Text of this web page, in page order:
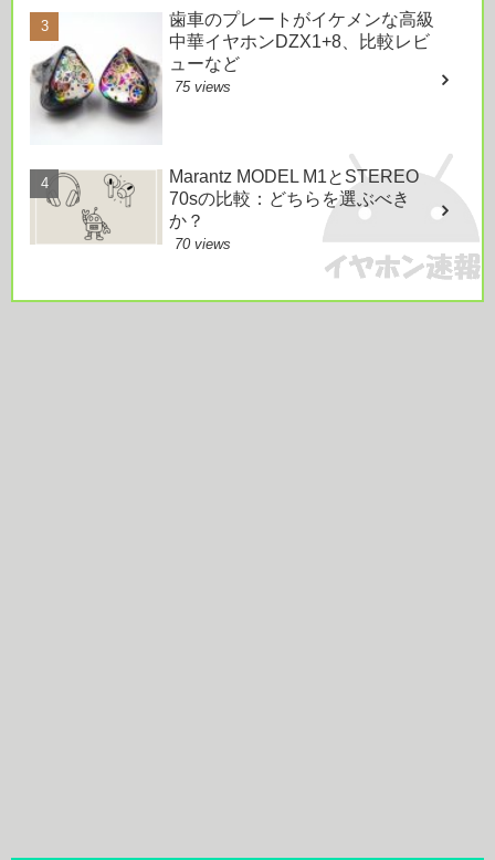
歯車のプレートがイケメンな高級
中華イヤホンDZX1+8、比較レビ
ューなど
75 views
Marantz MODEL M1とSTEREO
70sの比較：どちらを選ぶべき
か？
70 views